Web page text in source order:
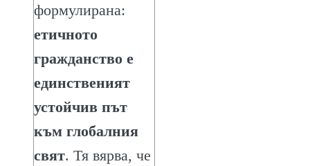
формулирана:
етичното
гражданство е
единственият
устойчив път
към глобалния
свят. Тя вярва, че